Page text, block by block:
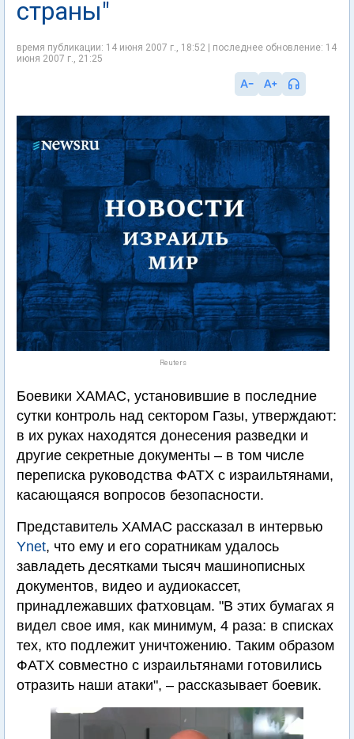
страны"
время публикации: 14 июня 2007 г., 18:52 | последнее обновление: 14
июня 2007 г., 21:25
Reuters
Боевики ХАМАС, установившие в последние
сутки контроль над сектором Газы, утверждают:
в их руках находятся донесения разведки и
другие секретные документы – в том числе
переписка руководства ФАТХ с израильтянами,
касающаяся вопросов безопасности.
Представитель ХАМАС рассказал в интервью
Ynet, что ему и его соратникам удалось
завладеть десятками тысяч машинописных
документов, видео и аудиокассет,
принадлежавших фатховцам. "В этих бумагах я
видел свое имя, как минимум, 4 раза: в списках
тех, кто подлежит уничтожению. Таким образом
ФАТХ совместно с израильтянами готовились
отразить наши атаки", – рассказывает боевик.